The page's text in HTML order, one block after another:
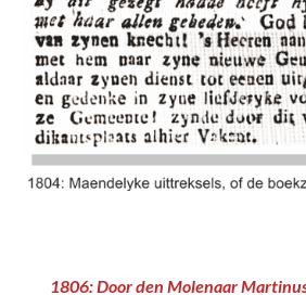
1806: Door den Molenaar